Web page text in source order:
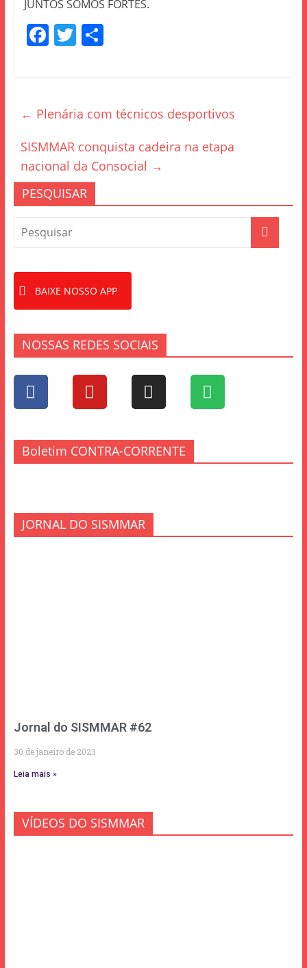
JUNTOS SOMOS FORTES.
F
b
o
o
k
T S
← Plenária com técnicos desportivos
SISMMAR conquista cadeira na etapa
nacional da Consocial →
PESQUISAR
BAIXE NOSSO APP
NOSSAS REDES SOCIAIS
Boletim CONTRA-CORRENTE
JORNAL DO SISMMAR
Jornal do SISMMAR #62
30 de janeiro de 2023
Leia mais »
VÍDEOS DO SISMMAR